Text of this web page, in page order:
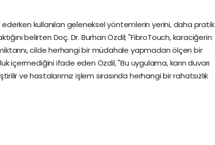
kullanılan geleneksel yöntemlerin yerini, daha pratik
belirten Doç. Dr. Burhan Özdil; "FibroTouch, karaciğerin
cilde herhangi bir müdahale yapmadan ölçen bir
içermediğini ifade eden Özdil, "Bu uygulama, karın duvarı
ve hastalarımız işlem sırasında herhangi bir rahatsızlık